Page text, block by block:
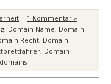
| 1 Kommentar »
, Domain Name, Domain
Recht, Domain
, Domain